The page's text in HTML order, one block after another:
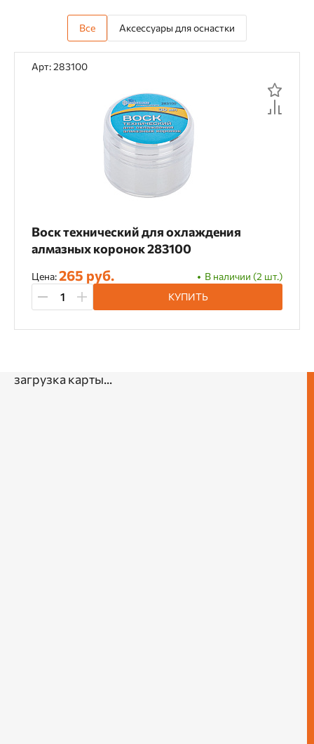
Все Аксессуары для оснастки
Арт: 283100
Воск технический для охлаждения
алмазных коронок 283100
Цена:265 руб.
В наличии (2 шт.)
КУПИТЬ
загрузка карты...